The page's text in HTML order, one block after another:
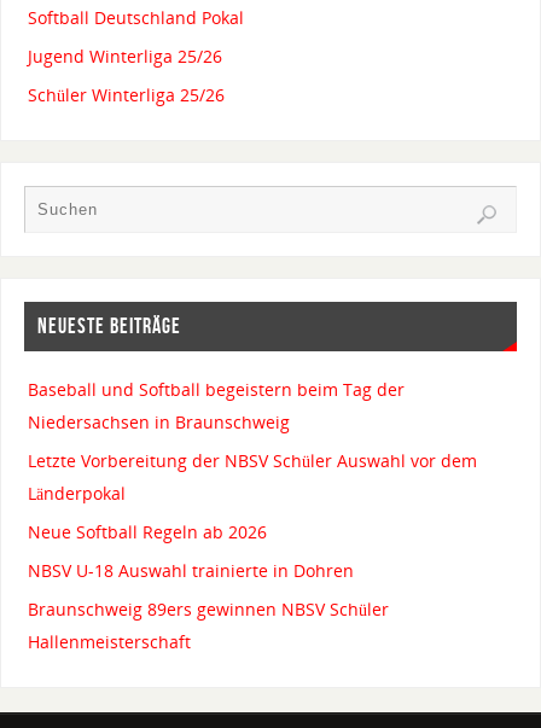
Softball Deutschland Pokal
Jugend Winterliga 25/26
Schüler Winterliga 25/26
NEUESTE BEITRÄGE
Baseball und Softball begeistern beim Tag der
Niedersachsen in Braunschweig
Letzte Vorbereitung der NBSV Schüler Auswahl vor dem
Länderpokal
Neue Softball Regeln ab 2026
NBSV U-18 Auswahl trainierte in Dohren
Braunschweig 89ers gewinnen NBSV Schüler
Hallenmeisterschaft